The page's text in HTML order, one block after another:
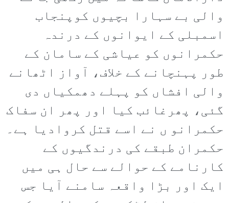
والی بے سہارا بچیوں کوپنجاب
اسمبلی کے ایوانوں کے درندہ
حکمرانوں کو عیاشی کے سامان کے
طور پہنچانے کے خلاف، آواز اٹھانے
والی افشاں کو پہلے دھمکیاں دی
گئی، پھرغائب کیا اور پھر ان سفاک
حکمرانو ں نے اسے قتل کروادیا ہے۔
حکمران طبقے کی درندگیوں کے
کارنامے کے حوالے سے حال ہی میں
ایک اور بڑا واقعہ سامنے آیا جس